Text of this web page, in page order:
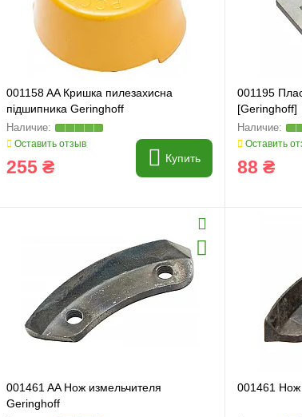
001158 AA Кришка пилезахисна
підшипника Geringhoff
Оставить отзыв
255 ₴ Купить
001195
[Geringhoff]
Оставить
88 ₴
001461 AA Нож измельчителя
Geringhoff
001461 Нож